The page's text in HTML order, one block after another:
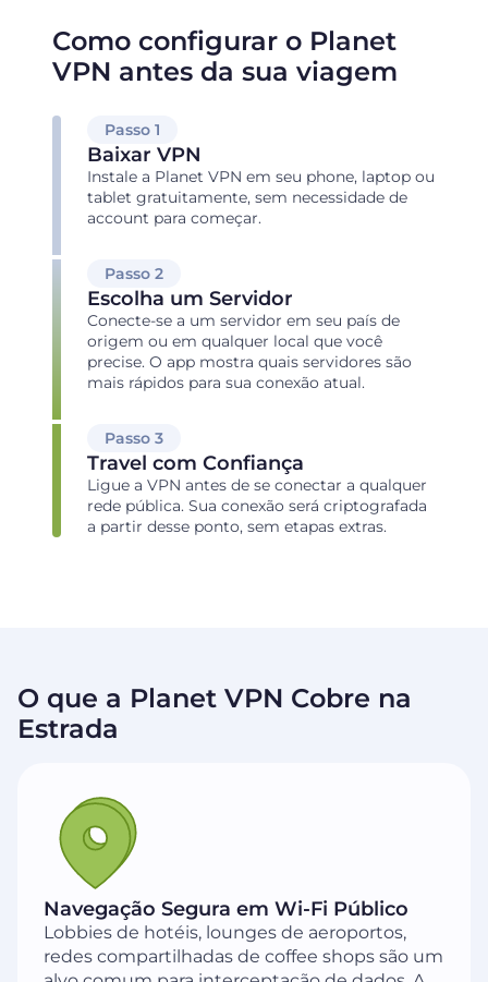
Como configurar o Planet
VPN antes da sua viagem
Passo 1
Baixar VPN
Instale a Planet VPN em seu phone, laptop ou
tablet gratuitamente, sem necessidade de
account para começar.
Passo 2
Escolha um Servidor
Conecte-se a um servidor em seu país de
origem ou em qualquer local que você
precise. O app mostra quais servidores são
mais rápidos para sua conexão atual.
Passo 3
Travel com Confiança
Ligue a VPN antes de se conectar a qualquer
rede pública. Sua conexão será criptografada
a partir desse ponto, sem etapas extras.
O que a Planet VPN Cobre na
Estrada
Navegação Segura em Wi-Fi Público
Lobbies de hotéis, lounges de aeroportos,
redes compartilhadas de coffee shops são um